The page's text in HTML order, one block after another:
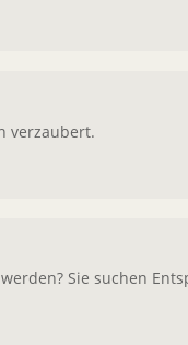
verzaubert.
Sie suchen